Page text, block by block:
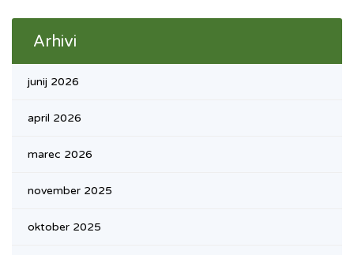
Arhivi
junij 2026
april 2026
marec 2026
november 2025
oktober 2025